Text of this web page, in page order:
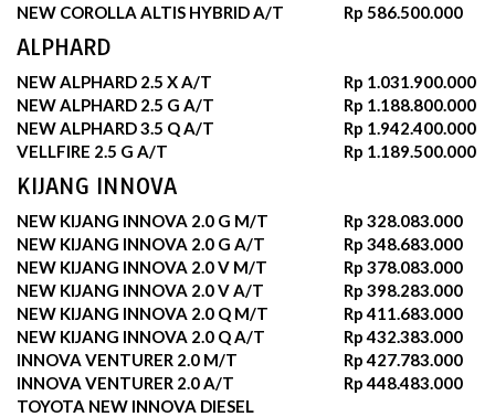
NEW COROLLA ALTIS HYBRID A/T
Rp 586.500.000
ALPHARD
NEW ALPHARD 2.5 X A/T
Rp 1.031.900.000
NEW ALPHARD 2.5 G A/T
Rp 1.188.800.000
NEW ALPHARD 3.5 Q A/T
Rp 1.942.400.000
VELLFIRE 2.5 G A/T
Rp 1.189.500.000
KIJANG INNOVA
NEW KIJANG INNOVA 2.0 G M/T
Rp 328.083.000
NEW KIJANG INNOVA 2.0 G A/T
Rp 348.683.000
NEW KIJANG INNOVA 2.0 V M/T
Rp 378.083.000
NEW KIJANG INNOVA 2.0 V A/T
Rp 398.283.000
NEW KIJANG INNOVA 2.0 Q M/T
Rp 411.683.000
NEW KIJANG INNOVA 2.0 Q A/T
Rp 432.383.000
INNOVA VENTURER 2.0 M/T
Rp 427.783.000
INNOVA VENTURER 2.0 A/T
Rp 448.483.000
TOYOTA NEW INNOVA DIESEL